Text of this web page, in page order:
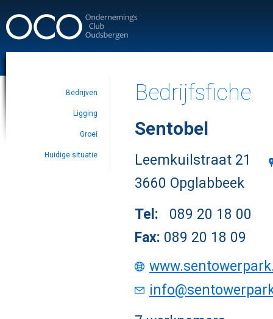
Bedrijven
Ligging
Groei
Huidige situatie
Bedrijfsfiche
Sentobel
Leemkuilstraat 21
3660 Opglabbeek
Tel: 089 20 18 00
Fax: 089 20 18 09